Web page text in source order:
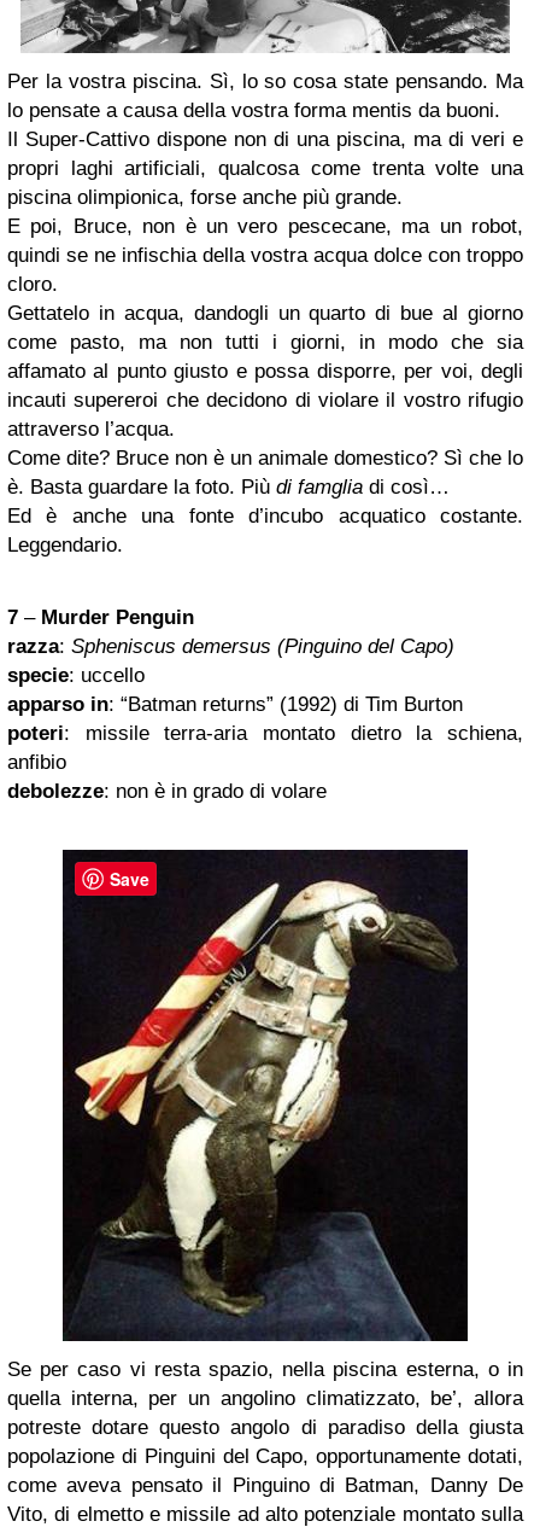
Per la vostra piscina. Sì, lo so cosa state pensando. Ma
lo pensate a causa della vostra forma mentis da buoni.
Il Super-Cattivo dispone non di una piscina, ma di veri e
propri laghi artificiali, qualcosa come trenta volte una
piscina olimpionica, forse anche più grande.
E poi, Bruce, non è un vero pescecane, ma un robot,
quindi se ne infischia della vostra acqua dolce con troppo
cloro.
Gettatelo in acqua, dandogli un quarto di bue al giorno
come pasto, ma non tutti i giorni, in modo che sia
affamato al punto giusto e possa disporre, per voi, degli
incauti supereroi che decidono di violare il vostro rifugio
attraverso l’acqua.
Come dite? Bruce non è un animale domestico? Sì che lo
è. Basta guardare la foto. Più di famglia di così…
Ed è anche una fonte d’incubo acquatico costante.
Leggendario.
7 – Murder Penguin
razza: Spheniscus demersus (Pinguino del Capo)
specie: uccello
apparso in: “Batman returns” (1992) di Tim Burton
poteri: missile terra-aria montato dietro la schiena,
anfibio
debolezze: non è in grado di volare
Se per caso vi resta spazio, nella piscina esterna, o in
quella interna, per un angolino climatizzato, be’, allora
potreste dotare questo angolo di paradiso della giusta
popolazione di Pinguini del Capo, opportunamente dotati,
come aveva pensato il Pinguino di Batman, Danny De
Vito, di elmetto e missile ad alto potenziale montato sulla
Save